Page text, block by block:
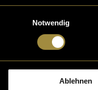
Notwendig
Ablehnen